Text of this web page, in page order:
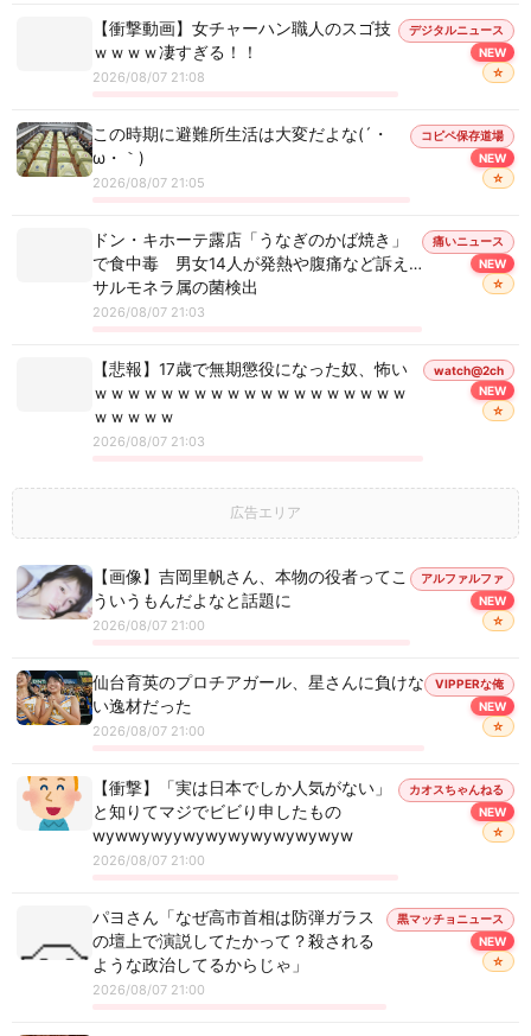
【衝撃動画】女チャーハン職人のスゴ技
ｗｗｗｗ凄すぎる！！
2026/08/07 21:08
デジタルニュース
NEW
☆
この時期に避難所生活は大変だよな(´・
ω・｀)
2026/08/07 21:05
コピペ保存道場
NEW
☆
ドン・キホーテ露店「うなぎのかば焼き」
で食中毒 男女14人が発熱や腹痛など訴え…
サルモネラ属の菌検出
2026/08/07 21:03
痛いニュース
NEW
☆
【悲報】17歳で無期懲役になった奴、怖い
ｗｗｗｗｗｗｗｗｗｗｗｗｗｗｗｗｗｗｗ
ｗｗｗｗｗ
2026/08/07 21:03
watch@2ch
NEW
☆
広告エリア
【画像】吉岡里帆さん、本物の役者ってこ
ういうもんだよなと話題に
2026/08/07 21:00
アルファルファ
NEW
☆
仙台育英のプロチアガール、星さんに負けな
い逸材だった
2026/08/07 21:00
VIPPERな俺
NEW
☆
【衝撃】「実は日本でしか人気がない」
と知りてマジでビビり申したもの
wywwywyywywywywywywywyw
2026/08/07 21:00
カオスちゃんねる
NEW
☆
パヨさん「なぜ高市首相は防弾ガラス
の壇上で演説してたかって？殺される
ような政治してるからじゃ」
2026/08/07 21:00
黒マッチョニュース
NEW
☆